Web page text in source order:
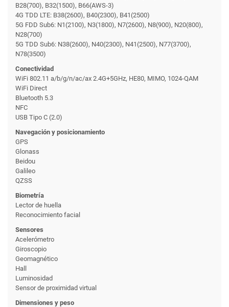
B28(700), B32(1500), B66(AWS-3)
4G TDD LTE: B38(2600), B40(2300), B41(2500)
5G FDD Sub6: N1(2100), N3(1800), N7(2600), N8(900), N20(800),
N28(700)
5G TDD Sub6: N38(2600), N40(2300), N41(2500), N77(3700),
N78(3500)
Conectividad
WiFi 802.11 a/b/g/n/ac/ax 2.4G+5GHz, HE80, MIMO, 1024-QAM
WiFi Direct
Bluetooth 5.3
NFC
USB Tipo C (2.0)
Navegación y posicionamiento
GPS
Glonass
Beidou
Galileo
QZSS
Biometría
Lector de huella
Reconocimiento facial
Sensores
Acelerómetro
Giroscopio
Geomagnético
Hall
Luminosidad
Sensor de proximidad virtual
Dimensiones y peso